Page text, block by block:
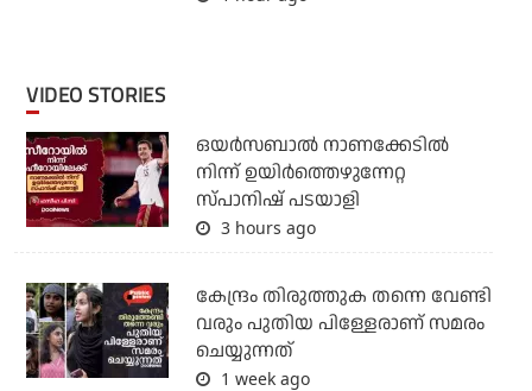
VIDEO STORIES
ഒയര്‍സബാൽ നാണക്കേടിൽ
നിന്ന് ഉയിർത്തെഴുന്നേറ്റ
സ്പാനിഷ് പടയാളി
3 hours ago
കേന്ദ്രം തിരുത്തുക തന്നെ വേണ്ടി
വരും പുതിയ പിള്ളേരാണ് സമരം
ചെയ്യുന്നത്
1 week ago